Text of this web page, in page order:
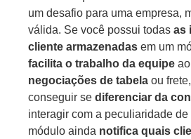
um desafio para uma empresa,
válida. Se você possui todas as
cliente armazenadas em um
facilita o trabalho da equipe ao
negociações de tabela ou
conseguir se diferenciar da
interagir com a peculiaridade
módulo ainda notifica quais